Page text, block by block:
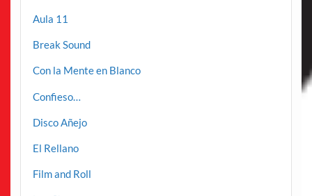
Aula 11
Break Sound
Con la Mente en Blanco
Confieso…
Disco Añejo
El Rellano
Film and Roll